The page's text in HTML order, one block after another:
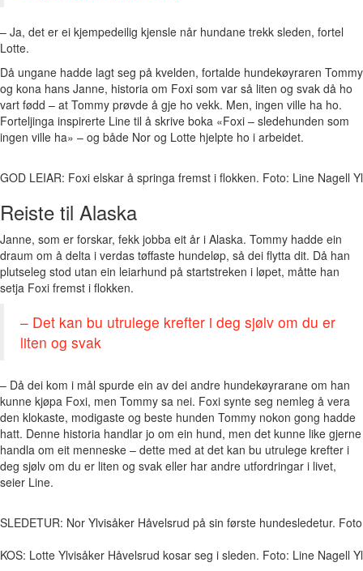
– Ja, det er ei kjempedeilig kjensle når hundane trekk sleden, fortel
Lotte.
Då ungane hadde lagt seg på kvelden, fortalde hundekøyraren Tommy
og kona hans Janne, historia om Foxi som var så liten og svak då ho
vart fødd – at Tommy prøvde å gje ho vekk. Men, ingen ville ha ho.
Forteljinga inspirerte Line til å skrive boka «Foxi – sledehunden som
ingen ville ha» – og både Nor og Lotte hjelpte ho i arbeidet.
GOD LEIAR: Foxi elskar å springa fremst i flokken. Foto: Line Nagell
Reiste til Alaska
Janne, som er forskar, fekk jobba eit år i Alaska. Tommy hadde ein
draum om å delta i verdas tøffaste hundeløp, så dei flytta dit. Då han
plutseleg stod utan ein leiarhund på startstreken i løpet, måtte han
setja Foxi fremst i flokken.
– Det kan bu utrulege krefter i deg sjølv om du er
liten og svak
– Då dei kom i mål spurde ein av dei andre hundekøyrarane om han
kunne kjøpa Foxi, men Tommy sa nei. Foxi synte seg nemleg å vera
den klokaste, modigaste og beste hunden Tommy nokon gong hadde
hatt. Denne historia handlar jo om ein hund, men det kunne like gjerne
handla om eit menneske – dette med at det kan bu utrulege krefter i
deg sjølv om du er liten og svak eller har andre utfordringar i livet,
seier Line.
SLEDETUR: Nor Ylvisåker Håvelsrud på sin første hundesledetur.
KOS: Lotte Ylvisåker Håvelsrud kosar seg i sleden. Foto: Line Nagell